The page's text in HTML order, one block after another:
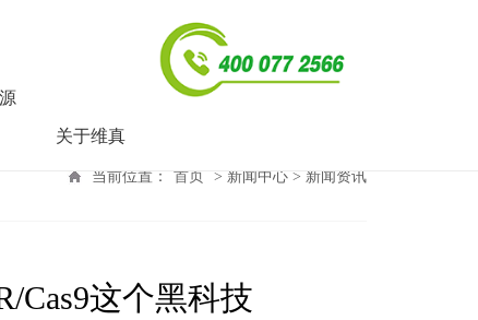
关于维真
当前位置： 首页 > 新闻中心 > 新闻资讯
Cas9这个黑科技